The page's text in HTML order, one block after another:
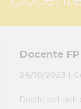
Docente
24/10/2023 |
Desde beLuck